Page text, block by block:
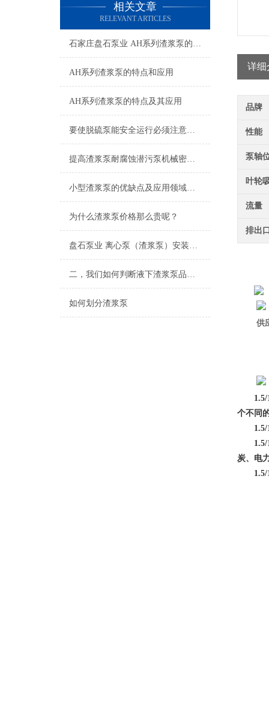
相关文章
RELEVANT ARTICLES
石家庄盘石泵业 AH系列渣浆泵的特点及应用
AH系列渣浆泵的特点和应用
AH系列渣浆泵的特点及其应用
要使脱硫泵能安全运行必须注意日常的维护
提高渣浆泵耐腐蚀潜污泵机械密封可靠性的方法有哪些
小型渣浆泵的优缺点及应用领域是什么
为什么渣浆泵价格那么贵呢？
盘石泵业 离心泵（渣浆泵）安装使用知识
二，我们如何判断液下渣浆泵品质的好坏？
如何划分渣浆泵
详细
品牌
性能
泵轴
叶轮
流量
排出
供
1.5/
个不同
1.5/
1.5/
炭、电
1.5/